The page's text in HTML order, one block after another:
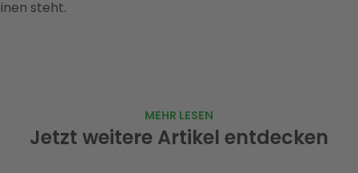
steht.
MEHR LESEN
Jetzt weitere Artikel entdecken